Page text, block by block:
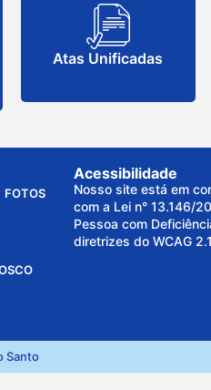
Atas Unificadas
FOTOS
Acessibilidade
Nosso site está em
com a Lei n° 13.146/
Pessoa com
diretrizes do WCAG
Santo